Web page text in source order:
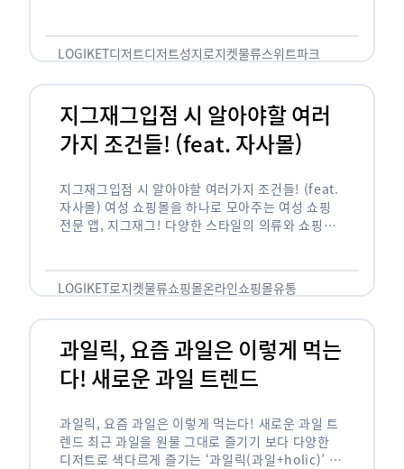
LOGIKET디저트디저트성지로지켓물류스위트파크
지그재그입점 시 알아야할 여러
가지 조건들! (feat. 자사몰)
지그재그입점 시 알아야할 여러가지 조건들! (feat.
자사몰) 여성 쇼핑몰을 하나로 모아주는 여성 쇼핑
전문 앱, 지그재그! 다양한 스타일의 의류와 쇼핑몰
LOGIKET로지켓물류쇼핑몰온라인쇼핑몰유통
과일릭, 요즘 과일은 이렇게 먹는
다! 새로운 과일 트렌드
과일릭, 요즘 과일은 이렇게 먹는다! 새로운 과일 트
렌드 최근 과일을 원물 그대로 즐기기 보다 다양한
디저트로 색다르게 즐기는 ‘과일릭(과일+holic)’ 트